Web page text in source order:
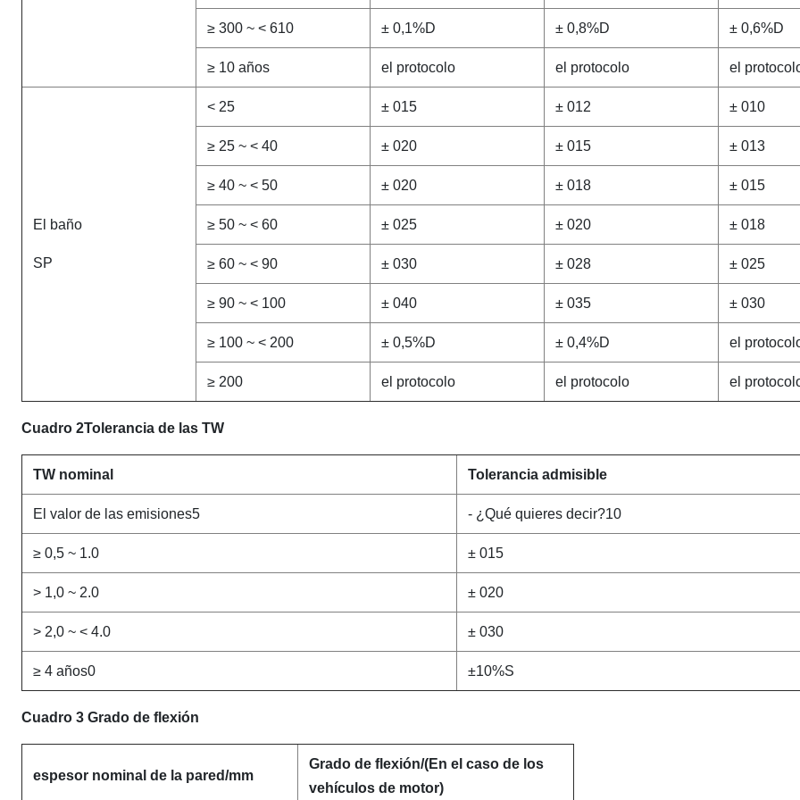
≥ 300 ~ < 610 ± 0,1%D ± 0,8%D ± 0,6%D
≥ 10 años el protocolo el protocolo el
El baño
SP
< 25 ± 015 ± 012 ± 010
≥ 25 ~ < 40 ± 020 ± 015 ± 013
≥ 40 ~ < 50 ± 020 ± 018 ± 015
≥ 50 ~ < 60 ± 025 ± 020 ± 018
≥ 60 ~ < 90 ± 030 ± 028 ± 025
≥ 90 ~ < 100 ± 040 ± 035 ± 030
≥ 100 ~ < 200 ± 0,5%D ± 0,4%D el
≥ 200 el protocolo el protocolo el
Cuadro 2Tolerancia de las TW
TW nominal Tolerancia admisible
El valor de las emisiones5 - ¿Qué quieres decir?10
≥ 0,5 ~ 1.0 ± 015
> 1,0 ~ 2.0 ± 020
> 2,0 ~ < 4.0 ± 030
≥ 4 años0 ±10%S
Cuadro 3 Grado de flexión
espesor nominal de la pared/mm
Grado de flexión/(En el caso de los
vehículos de motor)